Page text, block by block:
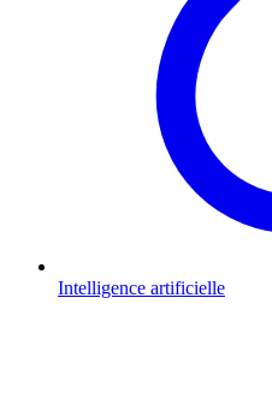
Intelligence artificielle